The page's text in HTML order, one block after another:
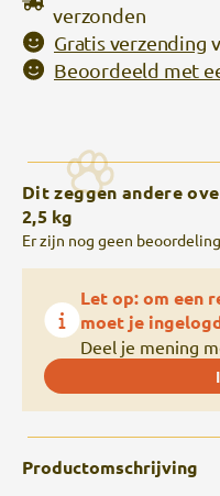
verzonden
Gratis verzending
Beoordeeld met
Dit zeggen andere
2,5 kg
Er zijn nog geen
Let op: om een
moet je
Deel je mening
Productomschrijving